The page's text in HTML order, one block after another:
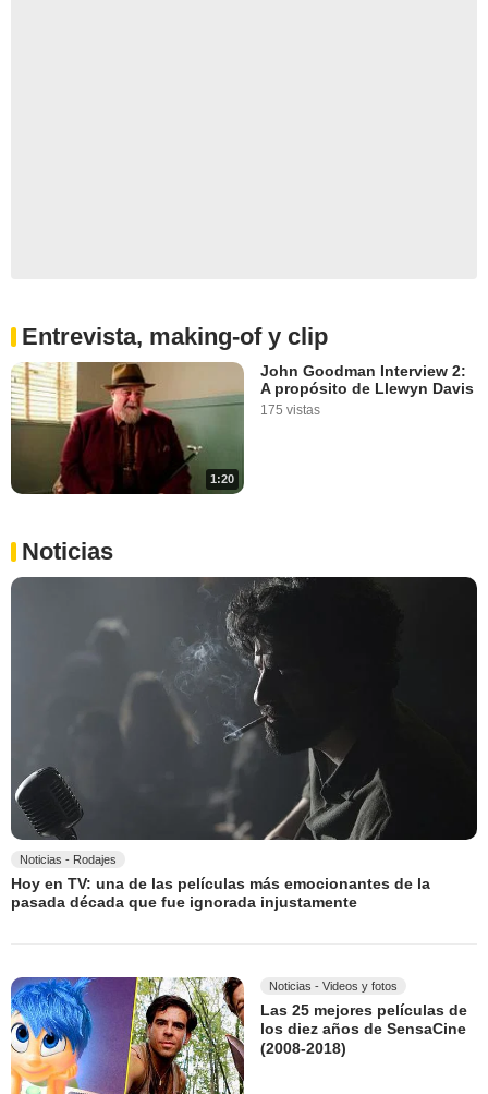
Entrevista, making-of y clip
1:20
John Goodman Interview 2:
A propósito de Llewyn Davis
175 vistas
Noticias
Noticias - Rodajes
Hoy en TV: una de las películas más emocionantes de la
pasada década que fue ignorada injustamente
Noticias - Videos y fotos
Las 25 mejores películas de
los diez años de SensaCine
(2008-2018)